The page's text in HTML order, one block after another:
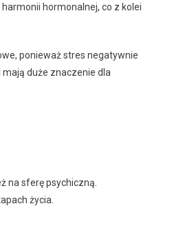
hormonalnej, co z kolei
ponieważ stres negatywnie
duże znaczenie dla
na sferę psychiczną.
życia.